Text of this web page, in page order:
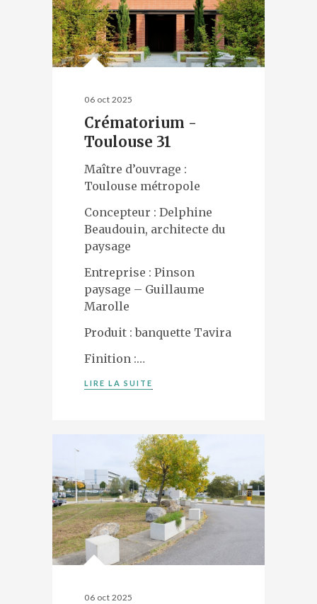
06 oct 2025
Crématorium -
Toulouse 31
Maître d’ouvrage :
Toulouse métropole
Concepteur : Delphine
Beaudouin, architecte du
paysage
Entreprise : Pinson
paysage – Guillaume
Marolle
Produit : banquette Tavira
Finition :…
LIRE LA SUITE
06 oct 2025